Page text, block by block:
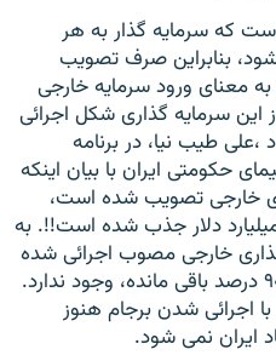
که سرمایه گذار به هر
بنابراین صرف تصویب
معنای ورود سرمایه خارجی
این سرمایه گذاری شکل اجرائی
،علی طیب نیا، در برنامه
حکومتی ایران با بیان اینکه
خارجی تصویب شده است،
دلار جذب شده است!!. به
سرمایه گذاری خارجی مصوب اجرائی شده
و هنوز نشانی از عملیاتی شدن ۹۰ درصد باقی مانده، وجود ندارد.
اجرائی شدن برجام هنوز
ایران نمی شود.